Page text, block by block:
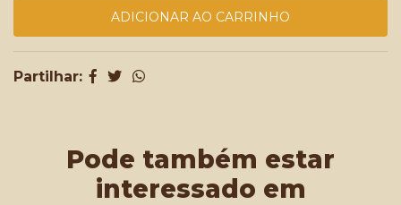
Partilhar:
Pode também estar
interessado em